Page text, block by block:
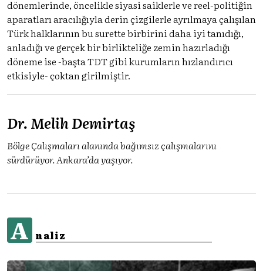
dönemlerinde, öncelikle siyasi saiklerle ve reel-politiğin
aparatları aracılığıyla derin çizgilerle ayrılmaya çalışılan
Türk halklarının bu surette birbirini daha iyi tanıdığı,
anladığı ve gerçek bir birlikteliğe zemin hazırladığı
döneme ise -başta TDT gibi kurumların hızlandırıcı
etkisiyle- çoktan girilmiştir.
Dr. Melih Demirtaş
Bölge Çalışmaları alanında bağımsız çalışmalarını
sürdürüyor. Ankara’da yaşıyor.
A naliz